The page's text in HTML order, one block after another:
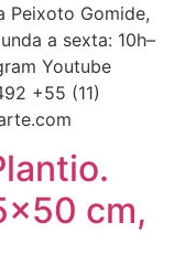
Peixoto Gomide,
a sexta: 10h–
Youtube
+55 (11)
cm,